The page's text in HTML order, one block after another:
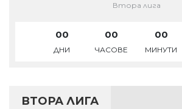
Втора лига
00
ДНИ
00
ЧАСОВЕ
00
МИНУТИ
ВТОРА ЛИГА